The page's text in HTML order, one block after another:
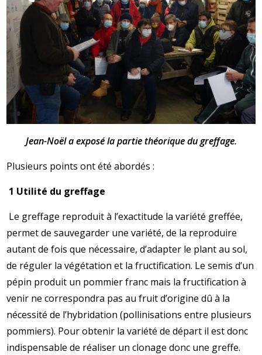
Jean-Noël a exposé la partie théorique du greffage.
Plusieurs points ont été abordés :
1 Utilité du greffage
Le greffage reproduit à l’exactitude la variété greffée,
permet de sauvegarder une variété, de la reproduire
autant de fois que nécessaire, d’adapter le plant au sol,
de réguler la végétation et la fructification. Le semis d’un
pépin produit un pommier franc mais la fructification à
venir ne correspondra pas au fruit d’origine dû à la
nécessité de l’hybridation (pollinisations entre plusieurs
pommiers). Pour obtenir la variété de départ il est donc
indispensable de réaliser un clonage donc une greffe.